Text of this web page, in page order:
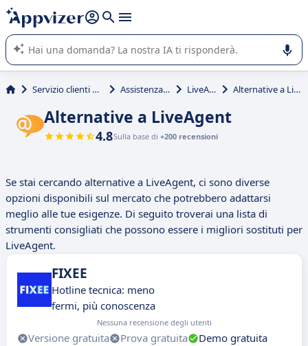
righe con
shift + enter
L'IA di Appvizer vi guida nell'utilizzo o nella scelta di un
software SaaS per la vostra azienda.
Servizio clienti e vendite Assistenza clienti LiveAgent Alternative a LiveAgent
Alternative a LiveAgent
4.8Sulla base di +200 recensioni
Se stai cercando alternative a LiveAgent, ci sono diverse
opzioni disponibili sul mercato che potrebbero adattarsi
meglio alle tue esigenze. Di seguito troverai una lista di
strumenti consigliati che possono essere i migliori sostituti per
LiveAgent.
FIXEE
Hotline tecnica: meno
fermi, più conoscenza
Nessuna recensione degli utenti
Versione gratuita Prova gratuita
Demo gratuita